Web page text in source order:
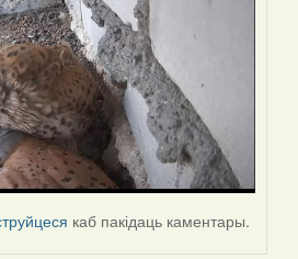
каб пакідаць каментары.